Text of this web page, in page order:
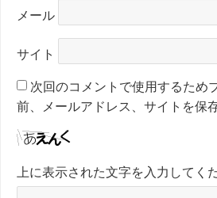
メール
サイト
次回のコメントで使用するため
前、メールアドレス、サイトを保
上に表示された文字を入力してく